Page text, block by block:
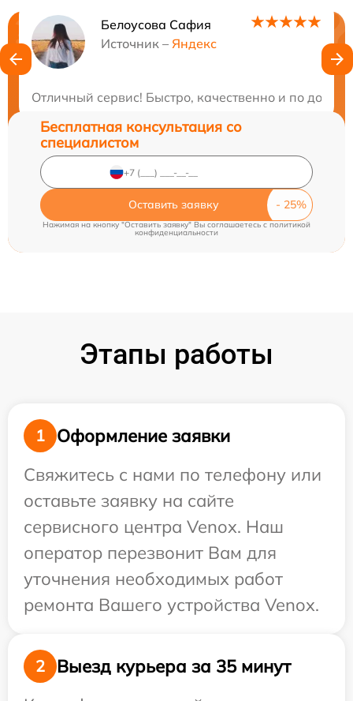
Белоусова Сафия
Источник – Яндекс
Отличный сервис! Быстро, качественно и по
Нужна консультация?
Бесплатная консультация со
специалистом
Оставить заявку
Нажимая на кнопку "Оставить заявку" Вы соглашаетесь cполитикой
конфиденциальности
Этапы работы
1
Оформление заявки
Свяжитесь с нами по телефону или
оставьте заявку на сайте
сервисного центра Venox. Наш
оператор перезвонит Вам для
уточнения необходимых работ
ремонта Вашего устройства Venox.
2
Выезд курьера за 35 минут